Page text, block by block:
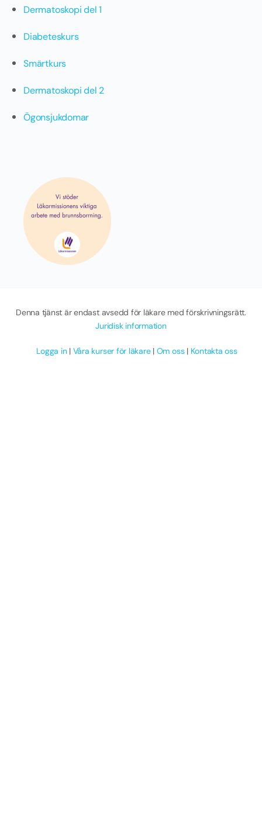
Dermatoskopi del 1
Diabeteskurs
Smärtkurs
Dermatoskopi del 2
Ögonsjukdomar
Denna tjänst är endast avsedd för läkare med förskrivningsrätt.
Juridisk information
Logga in| Våra kurser för läkare| Om oss| Kontakta oss